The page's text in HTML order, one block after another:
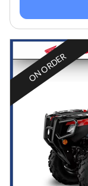
ON ORDER